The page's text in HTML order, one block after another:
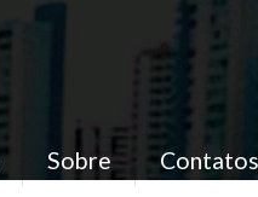
Sobre Contatos